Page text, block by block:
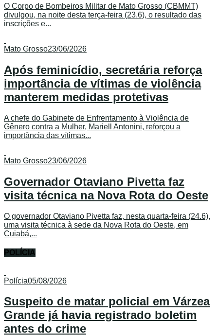
O Corpo de Bombeiros Militar de Mato Grosso (CBMMT)
divulgou, na noite desta terça-feira (23.6), o resultado das
inscrições e...
Mato Grosso23/06/2026
Após feminicídio, secretária reforça
importância de vítimas de violência
manterem medidas protetivas
A chefe do Gabinete de Enfrentamento à Violência de
Gênero contra a Mulher, Mariell Antonini, reforçou a
importância das vítimas...
Mato Grosso23/06/2026
Governador Otaviano Pivetta faz
visita técnica na Nova Rota do Oeste
O governador Otaviano Pivetta faz, nesta quarta-feira (24.6),
uma visita técnica à sede da Nova Rota do Oeste, em
Cuiabá,...
POLÍCIA
Polícia05/08/2026
Suspeito de matar policial em Várzea
Grande já havia registrado boletim
antes do crime